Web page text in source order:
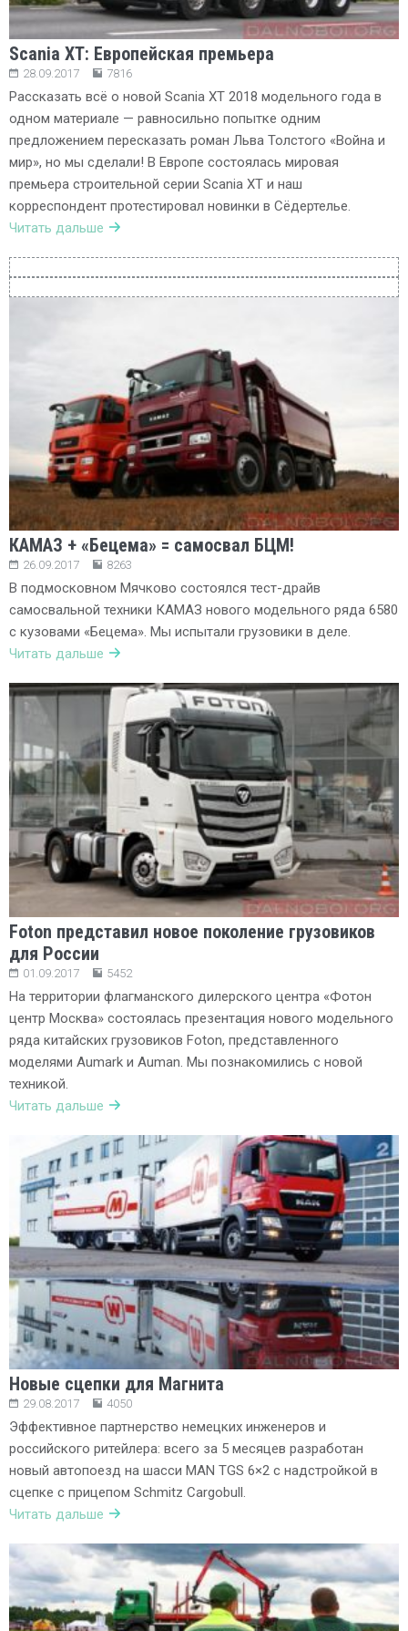
Scania XT: Европейская премьера
28.09.2017 7816
Рассказать всё о новой Scania XT 2018 модельного года в
одном материале — равносильно попытке одним
предложением пересказать роман Льва Толстого «Война и
мир», но мы сделали! В Европе состоялась мировая
премьера строительной серии Scania XT и наш
корреспондент протестировал новинки в Сёдертелье.
Читать дальше
КАМАЗ + «Бецема» = самосвал БЦМ!
26.09.2017 8263
В подмосковном Мячково состоялся тест-драйв
самосвальной техники КАМАЗ нового модельного ряда 6580
с кузовами «Бецема». Мы испытали грузовики в деле.
Читать дальше
Foton представил новое поколение грузовиков
для России
01.09.2017 5452
На территории флагманского дилерского центра «Фотон
центр Москва» состоялась презентация нового модельного
ряда китайских грузовиков Foton, представленного
моделями Aumark и Auman. Мы познакомились с новой
техникой.
Читать дальше
Новые сцепки для Магнита
29.08.2017 4050
Эффективное партнерство немецких инженеров и
российского ритейлера: всего за 5 месяцев разработан
новый автопоезд на шасси MAN TGS 6×2 c надстройкой в
сцепке с прицепом Schmitz Cargobull.
Читать дальше